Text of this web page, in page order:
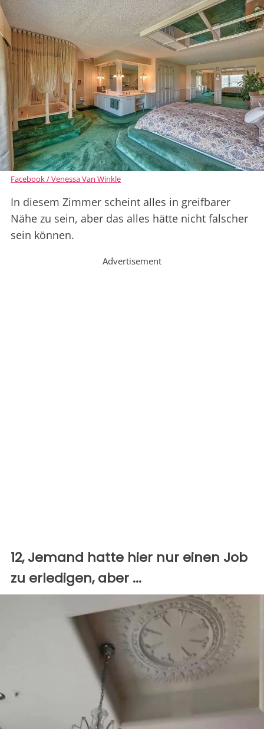
Facebook / Venessa Van Winkle
In diesem Zimmer scheint alles in greifbarer
Nähe zu sein, aber das alles hätte nicht falscher
sein können.
Advertisement
12, Jemand hatte hier nur einen Job
zu erledigen, aber ...